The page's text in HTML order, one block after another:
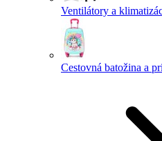
Ventilátory a
Cestovná batožina a